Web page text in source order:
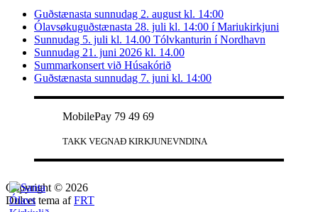
Guðstænasta sunnudag 2. august kl. 14:00
Ólavsøkuguðstænasta 28. juli kl. 14:00 í Mariukirkjuni
Sunnudag 5. juli kl. 14.00 Tólvkanturin í Nordhavn
Sunnudag 21. juni 2026 kl. 14.00
Summarkonsert við Húsakórið
Guðstænasta sunnudag 7. juni kl. 14:00
MobilePay 79 49 69
TAKK VEGNAÐ KIRKJUNEVNDINA
Copyright © 2026
Dulcet tema afFRT